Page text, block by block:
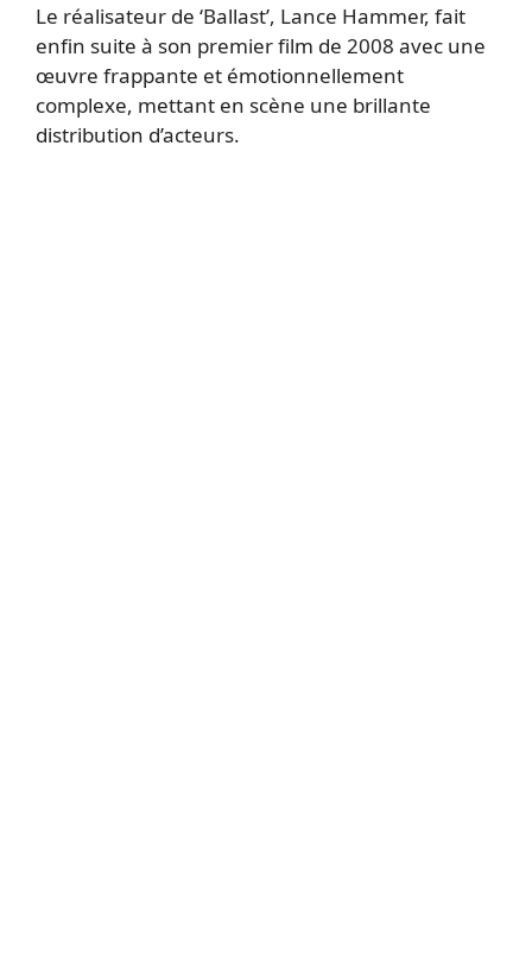
Le réalisateur de ‘Ballast’, Lance Hammer, fait
enfin suite à son premier film de 2008 avec une
œuvre frappante et émotionnellement
complexe, mettant en scène une brillante
distribution d’acteurs.